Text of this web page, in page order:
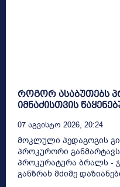
როგორ ასაბუთებს
იმნაძისთვის
07 Აგვისტო 2026, 20:24
მოკლული პედაგოგის
პროკურორი
პროკურატურა ბრალს -
განზრახ მძიმე